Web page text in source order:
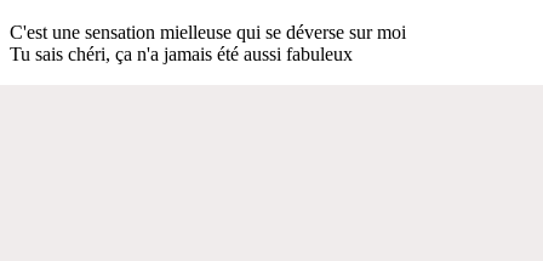
C'est une sensation mielleuse qui se déverse sur moi
Tu sais chéri, ça n'a jamais été aussi fabuleux